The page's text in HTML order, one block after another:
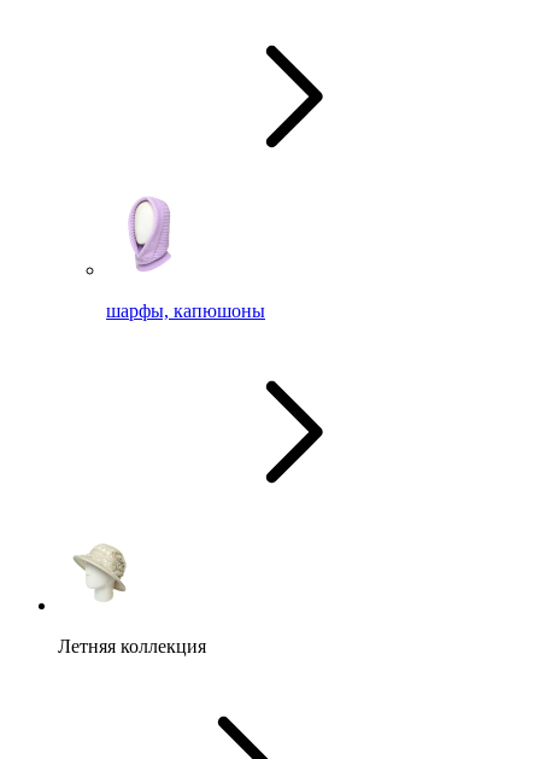
шарфы, капюшоны
Летняя коллекция